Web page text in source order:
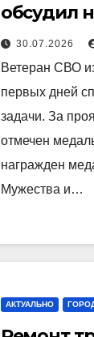
обсудил
30.07.2026
Ветеран СВО
первых дней
задачи. За
отмечен
награжден
Мужества и…
АКТУАЛЬНО